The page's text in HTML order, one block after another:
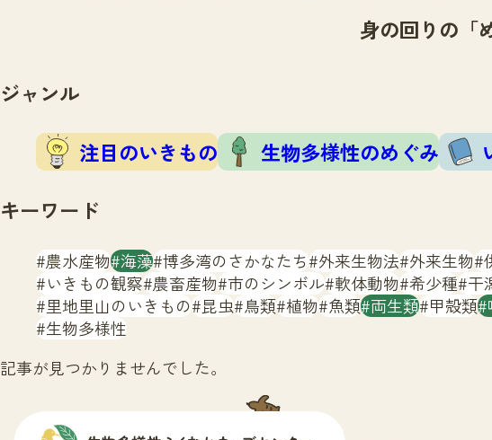
身の回りの「
ジャンル
注目のいきもの 生物多様性のめぐみ
キーワード
農水産物 海藻 博多湾のさかなたち 外来生物法 外来生物
いきもの観察 農畜産物 市のシンボル 軟体動物 希少種 干
里地里山のいきもの 昆虫 鳥類 植物 魚類 両生類 甲殻類
生物多様性
記事が見つかりませんでした。